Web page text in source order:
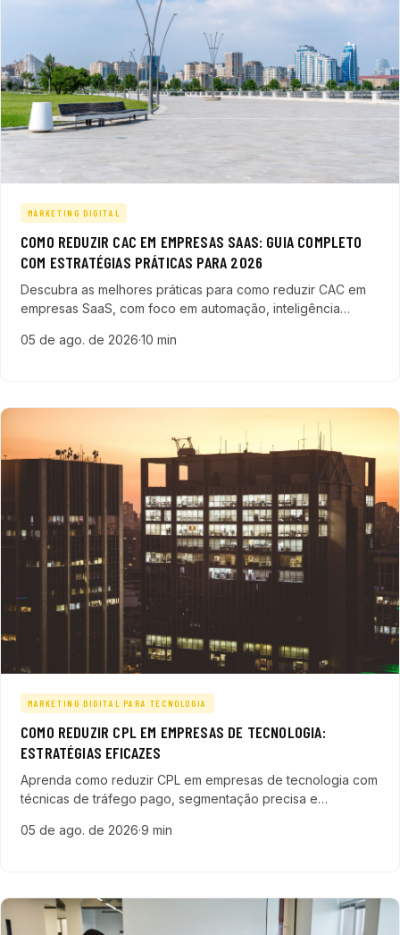
MARKETING DIGITAL
COMO REDUZIR CAC EM EMPRESAS SAAS: GUIA COMPLETO
COM ESTRATÉGIAS PRÁTICAS PARA 2026
Descubra as melhores práticas para como reduzir CAC em
empresas SaaS, com foco em automação, inteligência
crescimento.
05 de ago. de 2026·10 min
MARKETING DIGITAL PARA TECNOLOGIA
COMO REDUZIR CPL EM EMPRESAS DE TECNOLOGIA:
ESTRATÉGIAS EFICAZES
Aprenda como reduzir CPL em empresas de tecnologia com
técnicas de tráfego pago, segmentação precisa e
vendas.
05 de ago. de 2026·9 min